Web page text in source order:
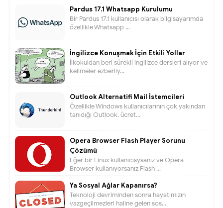
Pardus 17.1 Whatsapp Kurulumu
Bir Pardus 17.1 kullanıcısı olarak bilgisayarımda
özellikle Whatsapp ...
İngilizce Konuşmak İçin Etkili Yollar
İlkokuldan beri sürekli ingilizce dersleri alıyor ve
kelimeler ezberliy...
Outlook Alternatifi Mail İstemcileri
Özellikle Windows kullanıcılarının çok yakından
tanıdığı Outlook, ücret...
Opera Browser Flash Player Sorunu
Çözümü
Eğer bir Linux kullanıcısysanız ve Opera
Browser kullanıyorsanız Flash ...
Ya Sosyal Ağlar Kapanırsa?
Teknoloji devriminden sonra hayatımızın
vazgeçilmezleri haline gelen sos...